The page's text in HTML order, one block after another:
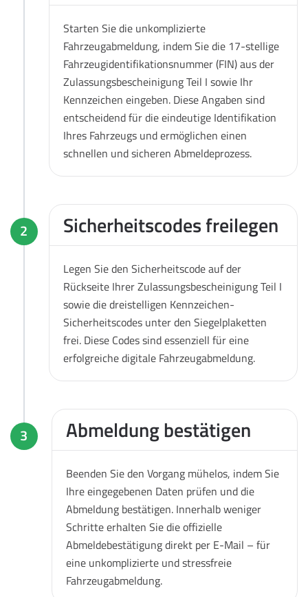
Starten Sie die unkomplizierte
Fahrzeugabmeldung, indem Sie die 17-stellige
Fahrzeugidentifikationsnummer (FIN) aus der
Zulassungsbescheinigung Teil I sowie Ihr
Kennzeichen eingeben. Diese Angaben sind
entscheidend für die eindeutige Identifikation
Ihres Fahrzeugs und ermöglichen einen
schnellen und sicheren Abmeldeprozess.
2 Sicherheitscodes freilegen
Legen Sie den Sicherheitscode auf der
Rückseite Ihrer Zulassungsbescheinigung Teil I
sowie die dreistelligen Kennzeichen-
Sicherheitscodes unter den Siegelplaketten
frei. Diese Codes sind essenziell für eine
erfolgreiche digitale Fahrzeugabmeldung.
3 Abmeldung bestätigen
Beenden Sie den Vorgang mühelos, indem Sie
Ihre eingegebenen Daten prüfen und die
Abmeldung bestätigen. Innerhalb weniger
Schritte erhalten Sie die offizielle
Abmeldebestätigung direkt per E-Mail – für
eine unkomplizierte und stressfreie
Fahrzeugabmeldung.